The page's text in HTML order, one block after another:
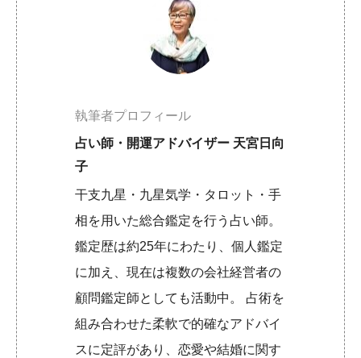
執筆者プロフィール
占い師・開運アドバイザー 天宮日向
子
干支九星・九星気学・タロット・手
相を用いた総合鑑定を行う占い師。
鑑定歴は約25年にわたり、個人鑑定
に加え、現在は複数の会社経営者の
顧問鑑定師としても活動中。 占術を
組み合わせた柔軟で的確なアドバイ
スに定評があり、恋愛や結婚に関す